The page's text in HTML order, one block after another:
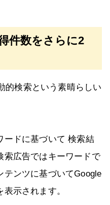
件数をさらに2
的検索という素晴らしい
ードに基づいて 検索結
索広告ではキーワードで
テンツに基づいてGoogle
示されます。